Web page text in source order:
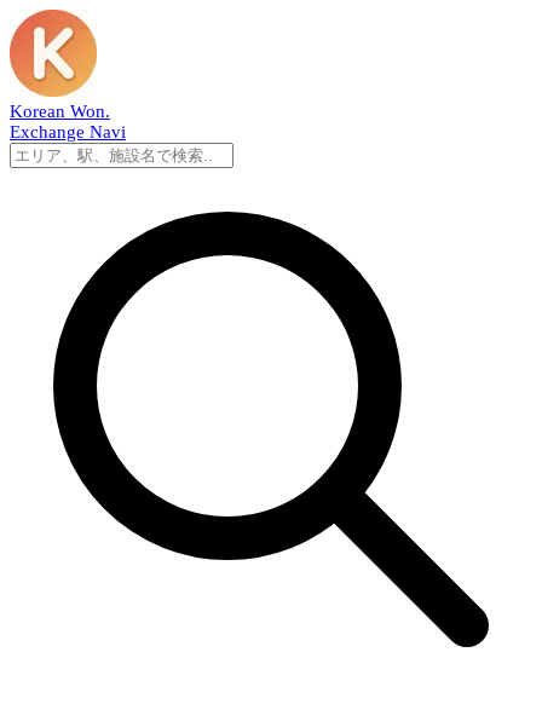
Korean Won.
Exchange Navi